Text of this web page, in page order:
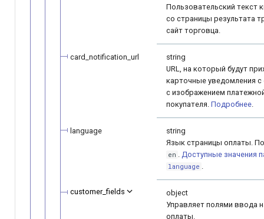
Пользовательский текст
со страницы результата
сайт торговца.
card_notification_url
string
URL, на который будут
карточные уведомления
с изображением
покупателя. Подробнее.
language
string
Язык страницы оплаты.
en .Доступные значения
language .
customer_fields
object
Управляет полями ввода
оплаты.